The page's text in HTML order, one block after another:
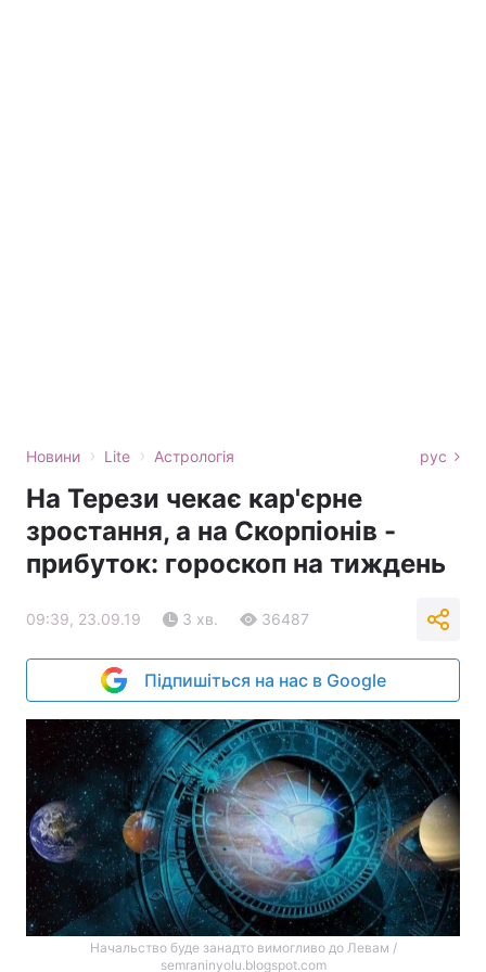
Новини › Lite › Астрологія рус
На Терези чекає кар'єрне
зростання, а на Скорпіонів -
прибуток: гороскоп на тиждень
09:39, 23.09.19 3 хв. 36487
Підпишіться на нас в Google
Начальство буде занадто вимогливо до Левам /
semraninyolu.blogspot.com